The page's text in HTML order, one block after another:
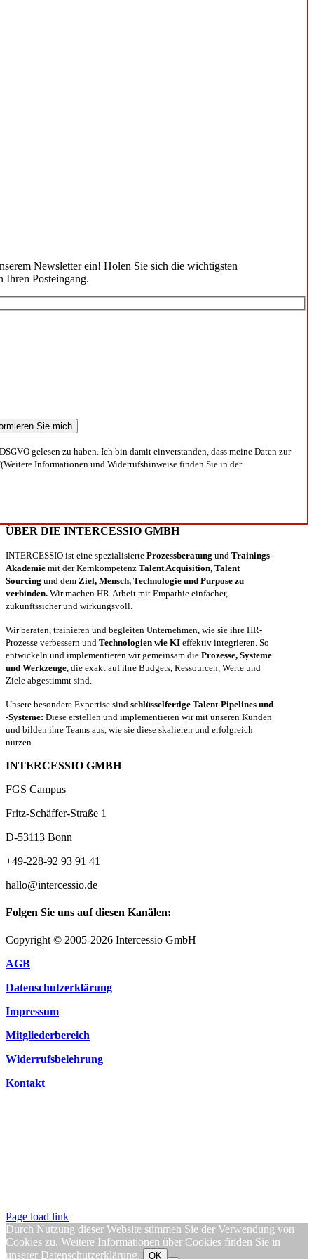
Newsletter ein! Holen Sie sich die wichtigsten
Ihren Posteingang.
gelesen zu haben. Ich bin damit einverstanden, dass meine Daten zur
Informationen und Widerrufshinweise finden Sie in der
ÜBER DIE INTERCESSIO GMBH
INTERCESSIO ist eine spezialisierte Prozessberatung und Trainings-
Akademie mit der Kernkompetenz Talent Acquisition Talent
Sourcing und dem Ziel, Mensch, Technologie und Purpose zu
verbinden. Wir machen HR-Arbeit mit Empathie einfacher,
zukunftssicher und wirkungsvoll.
Wir beraten, trainieren und begleiten Unternehmen, wie sie ihre HR-
Prozesse verbessern und Technologien wie KI effektiv integrieren. So
entwickeln und implementieren wir gemeinsam die Prozesse, Systeme
und Werkzeuge , die exakt auf ihre Budgets, Ressourcen, Werte und
Ziele abgestimmt sind.
Unsere besondere Expertise sind schlüsselfertige Talent-Pipelines und
-Systeme: Diese erstellen und implementieren wir mit unseren Kunden
und bilden ihre Teams aus, wie sie diese skalieren und erfolgreich
nutzen.
INTERCESSIO GMBH
FGS Campus
Fritz-Schäffer-Straße 1
D-53113 Bonn
+49-228-92 93 91 41
hallo@intercessio.de
Folgen Sie uns auf diesen Kanälen:
Copyright © 2005-2026 Intercessio GmbH
AGB
Datenschutzerklärung
Impressum
Mitgliederbereich
Widerrufsbelehrung
Kontakt
Page load link
Durch Nutzung dieser Website stimmen Sie der Verwendung von
Cookies zu. Weitere Informationen über Cookies finden Sie in
unserer Datenschutzerklärung. OK